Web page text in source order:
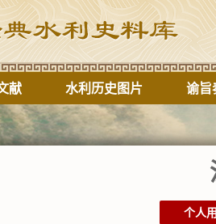
献 水利历史图片 谕旨
个人